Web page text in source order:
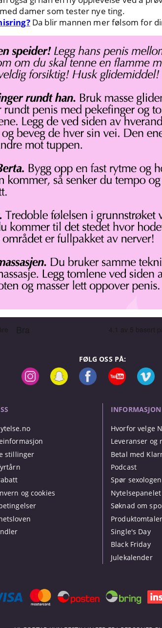
damer som tester nye ting.
Da blir mannen mer følsom for
FØLG OSS PÅ:
stillinger
og cookies
INFORMASJON
Hvorfor velge
Leveranser og
Betal med
Podcast
Spør sexologen
Nytelsepanelet
Søknad om
Produktomtaler
Single's Day
Black Friday
Julekalender